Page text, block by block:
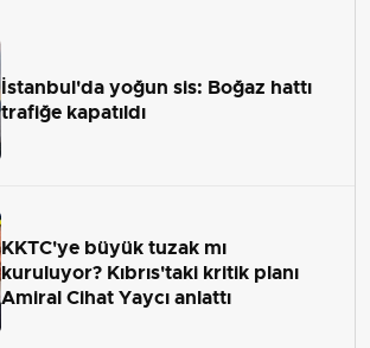
İstanbul'da yoğun sis: Boğaz hattı
trafiğe kapatıldı
KKTC'ye büyük tuzak mı
kuruluyor? Kıbrıs'taki kritik planı
Amiral Cihat Yaycı anlattı